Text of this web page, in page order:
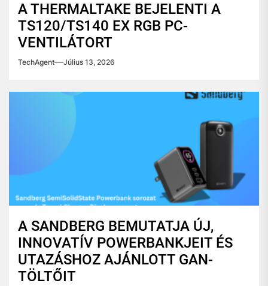
A THERMALTAKE BEJELENTI A
TS120/TS140 EX RGB PC-
VENTILÁTORT
TechAgent Július 13, 2026
A SANDBERG BEMUTATJA ÚJ,
INNOVATÍV POWERBANKJEIT ÉS
UTAZÁSHOZ AJÁNLOTT GAN-
TÖLTŐIT